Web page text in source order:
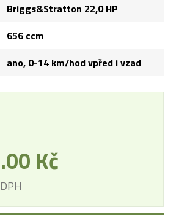
Briggs&Stratton 22,0 HP
656 ccm
ano, 0-14 km/hod vpřed i vzad
Kč